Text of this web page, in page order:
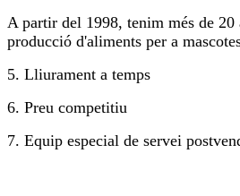
A partir del 1998, tenim més de 20
producció d'aliments per a
5. Lliurament a temps
6. Preu competitiu
7. Equip especial de servei